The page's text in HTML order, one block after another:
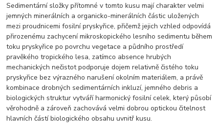
Sedimentární složky přítomné v tomto kusu mají charakter velmi
jemných minerálních a organicko-minerálních částic uložených
mezi proudnicemi fosilní pryskyřice, přičemž jejich vzhled odpovídá
přirozenému zachycení mikroskopického lesního sedimentu během
toku pryskyřice po povrchu vegetace a půdního prostředí
pravěkého tropického lesa, zatímco absence hrubých
mechanických nečistot podporuje dojem relativně čistého toku
pryskyřice bez výrazného narušení okolním materiálem, a právě
kombinace drobných sedimentárních inkluzí, jemného debris a
biologických struktur vytváří harmonický fosilní celek, který působí
věrohodně a zároveň zachovává velmi dobrou optickou čitelnost
hlavních částí biologického obsahu uvnitř kusu.